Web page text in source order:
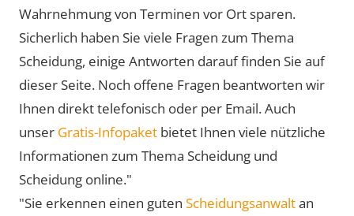
Wahrnehmung von Terminen vor Ort sparen.
Sicherlich haben Sie viele Fragen zum Thema
Scheidung, einige Antworten darauf finden Sie auf
dieser Seite. Noch offene Fragen beantworten wir
Ihnen direkt telefonisch oder per Email. Auch
unser Gratis-Infopaket bietet Ihnen viele nützliche
Informationen zum Thema Scheidung und
Scheidung online."
"Sie erkennen einen guten Scheidungsanwaltan